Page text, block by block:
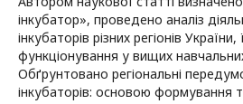
інкубатор», проведено аналіз
інкубаторів різних регіонів
функціонування у вищих
Обґрунтовано регіональні
інкубаторів: основою формування